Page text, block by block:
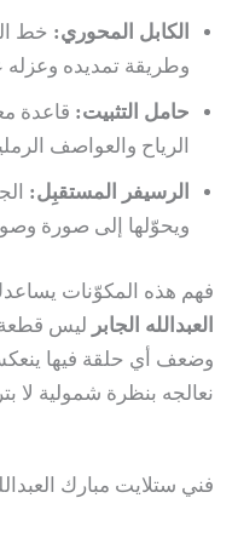
الكابل المحوري: خط
وطريقة تمديده وعزله
حامل التثبيت: قاعدة
الرياح والعواصف
الرسيفر المستقبِل:
ويحوّلها إلى صورة
فهم هذه المكوّنات
العبدالله الجابر ليس قطعة
وضعف أي حلقة فيها
نعالجه بنظرة شمولية لا
فني ستلايت مبارك